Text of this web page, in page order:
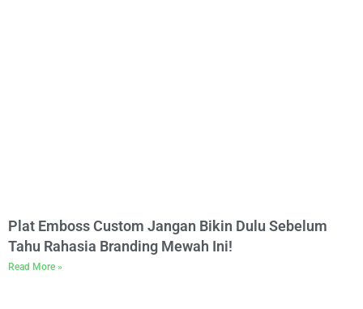
Plat Emboss Custom Jangan Bikin Dulu Sebelum
Tahu Rahasia Branding Mewah Ini!
Read More »